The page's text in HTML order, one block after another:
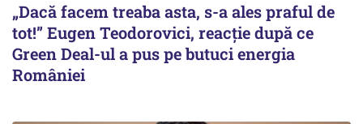
„Dacă facem treaba asta, s-a ales praful de
tot!” Eugen Teodorovici, reacție după ce
Green Deal-ul a pus pe butuci energia
României